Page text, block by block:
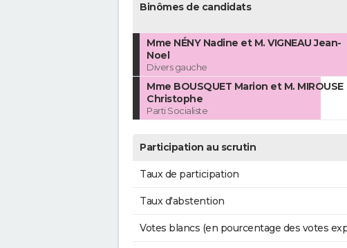
Binômes de candidats
Mme NÉNY Nadine et M. VIGNEAU Jean-
Noel
Divers gauche
Mme BOUSQUET Marion et M. MIROUSE
Christophe
Parti Socialiste
Participation au scrutin
Taux de participation
Taux d'abstention
Votes blancs (en pourcentage des votes